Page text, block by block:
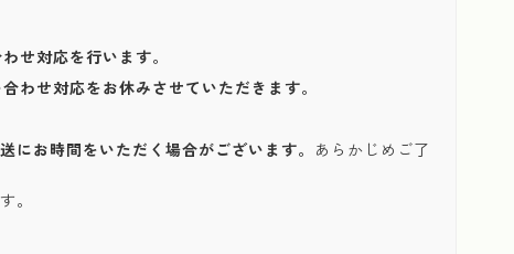
せ対応を行います。
わせ対応をお休みさせていただきます。
お時間をいただく場合がございます。 あらかじめご了
。